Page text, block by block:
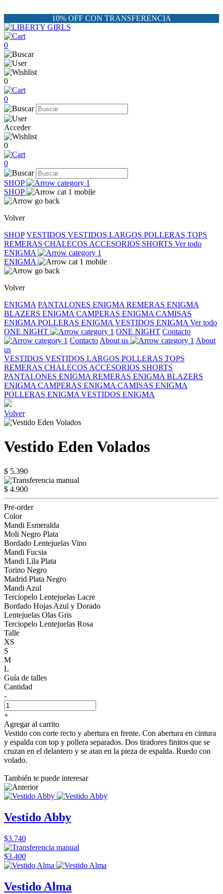
10% OFF CON TRANSFERENCIA
0
0
0
Acceder
0
0
SHOP
SHOP
Volver
SHOP VESTIDOS VESTIDOS LARGOS POLLERAS TOPS
REMERAS CHALECOS ACCESORIOS SHORTS Ver todo
ENIGMA
ENIGMA
Volver
ENIGMA PANTALONES ENIGMA REMERAS ENIGMA
BLAZERS ENIGMA CAMPERAS ENIGMA CAMISAS
ENIGMA POLLERAS ENIGMA VESTIDOS ENIGMA Ver todo
ONE NIGHT
ONE NIGHT Contacto
Contacto About us
About
us
VESTIDOS VESTIDOS LARGOS POLLERAS TOPS
REMERAS CHALECOS ACCESORIOS SHORTS
PANTALONES ENIGMA REMERAS ENIGMA BLAZERS
ENIGMA CAMPERAS ENIGMA CAMISAS ENIGMA
POLLERAS ENIGMA VESTIDOS ENIGMA
Volver
Vestido Eden Volados
$ 5.390
$ 4.900
Pre-order
Color
Mandi Esmeralda
Moli Negro Plata
Bordado Lentejuelas Vino
Mandi Fucsia
Mandi Lila Plata
Torino Negro
Madrid Plata Negro
Mandi Azul
Terciopelo Lentejuelas Lacre
Bordado Hojas Azul y Dorado
Lentejuelas Olas Gris
Terciopelo Lentejuelas Rosa
Talle
XS
S
M
L
Guía de talles
Cantidad
-
+
Agregar al carrito
Vestido con corte recto y abertura en frente. Con abertura en cintura
y espalda con top y pollera separados. Dos tiradores finitos que se
cruzan en el delantero y se atan en la pieza de espalda. Ruedo con
volado.
También te puede interesar
Vestido Abby
$3.740
$3.400
Vestido Alma